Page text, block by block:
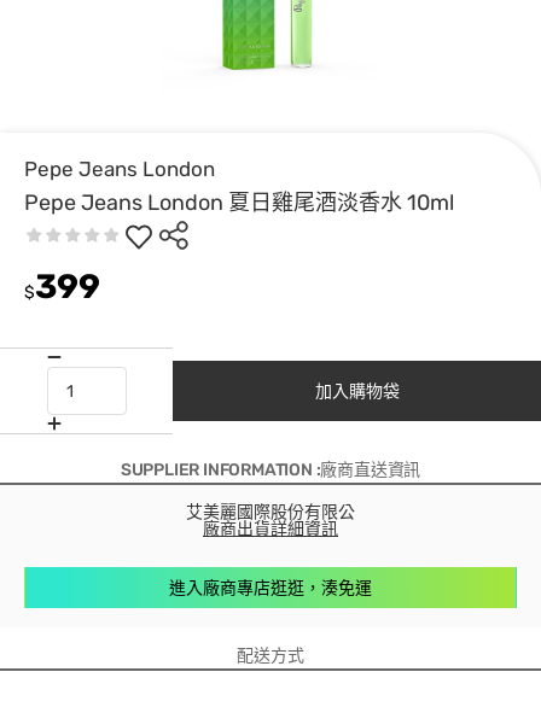
Pepe Jeans London
Pepe Jeans London 夏日雞尾酒淡香水 10ml
$399
加入購物袋
SUPPLIER INFORMATION :廠商直送資訊
艾美麗國際股份有限公
廠商出貨詳細資訊
進入廠商專店逛逛，湊免運
配送方式